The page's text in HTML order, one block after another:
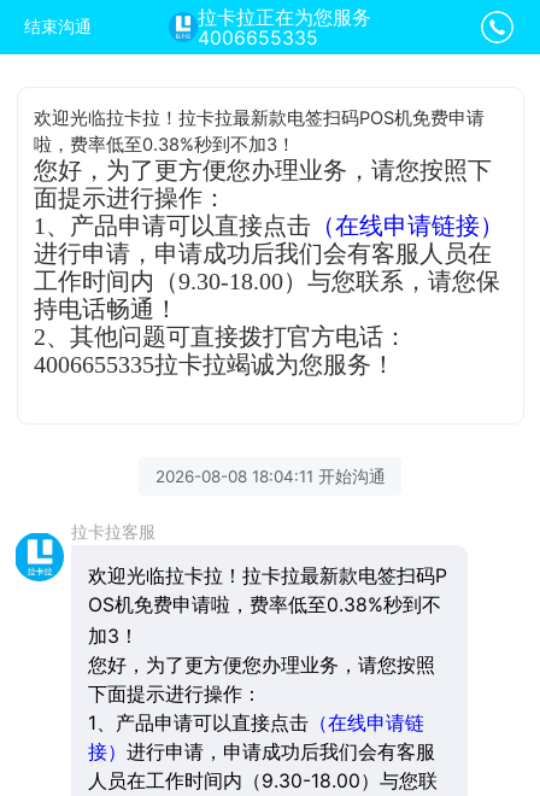
结束沟通
拉卡拉正在为您服务
4006655335
欢迎光临拉卡拉！拉卡拉最新款电签扫码POS机免费申请
啦，费率低至0.38%秒到不加3！
您好，为了更方便您办理业务，请您按照下
面提示进行操作：
1、产品申请可以直接点击 （在线申请链接）
进行申请，申请成功后我们会有客服人员在
工作时间内（9.30-18.00）与您联系，请您保
持电话畅通！
2、其他问题可直接拨打官方电话：
4006655335拉卡拉竭诚为您服务！
2026-08-08 18:04:11 开始沟通
拉卡拉客服
欢迎光临拉卡拉！拉卡拉最新款电签扫码P
OS机免费申请啦，费率低至0.38%秒到不
加3！
您好，为了更方便您办理业务，请您按照
下面提示进行操作：
1、产品申请可以直接点击（在线申请链
接） 进行申请，申请成功后我们会有客服
人员在工作时间内（9.30-18.00）与您联